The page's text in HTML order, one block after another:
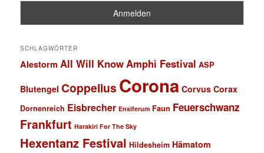
SCHLAGWÖRTER
Alestorm All Will KnowAmphi Festival ASP
Blutengel Coppelius Corona Corvus Corax
Dornenreich Eisbrecher Ensiferum Faun Feuerschwanz
Frankfurt Harakiri For The Sky
Hexentanz Festival Hildesheim Hämatom